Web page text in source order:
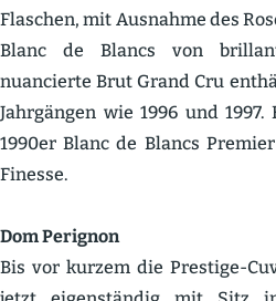
Flaschen, mit Ausnahme des
Blanc de Blancs von
nuancierte Brut Grand Cru
Jahrgängen wie 1996 und
1990er Blanc de Blancs
Finesse.
Dom Perignon
Bis vor kurzem die Prestige-